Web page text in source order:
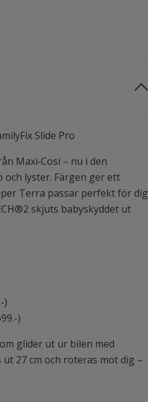
Slide Pro
Maxi‑Cosi – nu i den
och lyster. Färgen ger ett
Terra passar perfekt för dig
skjuts babyskyddet ut
)
)
glider ut ur bilen med
ut 27 cm och roteras mot dig –